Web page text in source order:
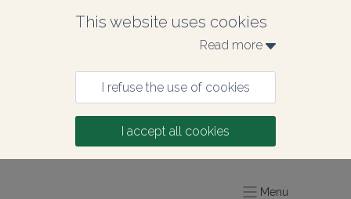
This website uses cookies
Read more
I refuse the use of cookies
I accept all cookies
Menu